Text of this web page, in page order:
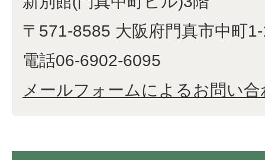
〒571-8585 大阪府門真市中町
電話06-6902-6095
メールフォームによるお問い合